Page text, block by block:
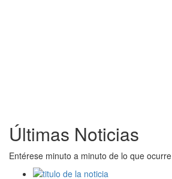
Últimas Noticias
Entérese minuto a minuto de lo que ocurre